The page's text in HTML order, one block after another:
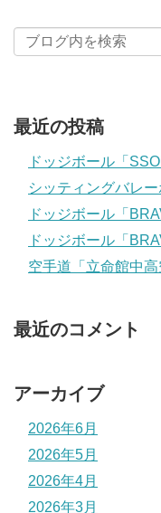
最近の投稿
ドッジボール「
シッティングバレ
ドッジボール「
ドッジボール「
空手道「立命館中高
最近のコメント
アーカイブ
2026年6月
2026年5月
2026年4月
2026年3月